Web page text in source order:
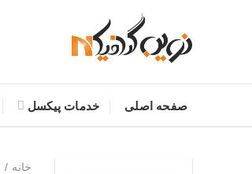
صفحه اصلی خدمات پیکسل
خانه